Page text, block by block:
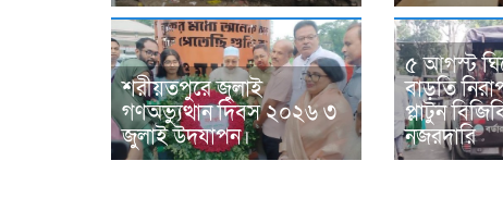
শরীয়তপুরে জুলাই
গণঅভ্যুত্থান দিবস ২০২৬ ৩
জুলাই উদযাপন।
৫ আগস্ট
বাড়তি
প্লাটুন
নজরদারি